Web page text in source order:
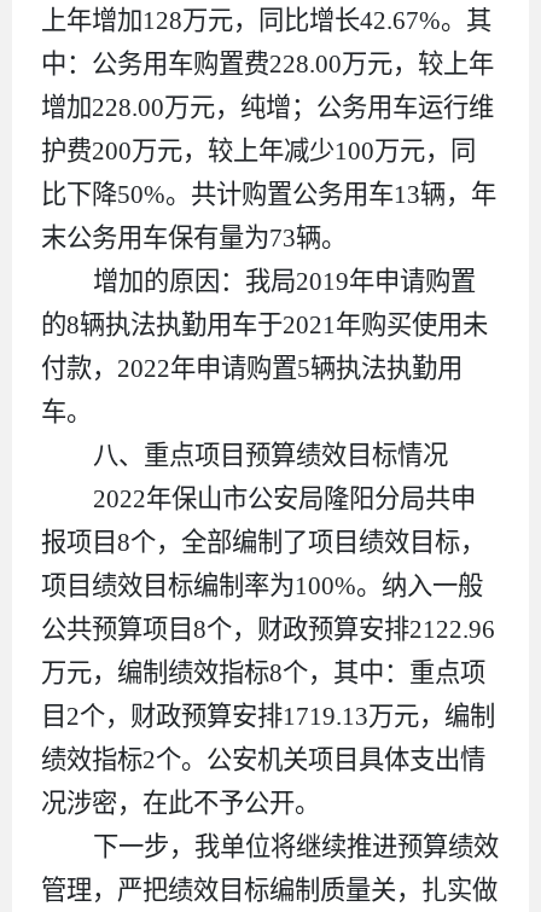
上年增加128万元， 同比增长42.67%。 其
中：公务用车购置费228.00万元，较上年
增加228.00万元， 纯增；公务用车运行维
护费200万元，较上年减少100万元，
同
比下降50%。共计购置公务用车13辆，年
末公务用车保有量为73辆。
增加的原因：我局2019年申请购置
的8辆执法执勤用车于2021 年购买使用未
付款， 2022年申请购置5辆执法执勤用
车。
八、重点项目预算绩效目标情况
2022年保山市公安局隆阳分局共申
报项目8个，全部编制了项目绩效目标，
项目绩效目标编制率为100%。纳入一般
公共预算项目8个，财政预算安排2122.96
万元，编制绩效指标8个，其中：重点项
目 2个，财政预算安排1719.13万元，编制
绩效指标2个。 公安机关项目具体支出情
况涉密，在此不予公开。
下一步，我单位将继续推进预算绩效
管理，严把绩效目标编制质量关，扎实做